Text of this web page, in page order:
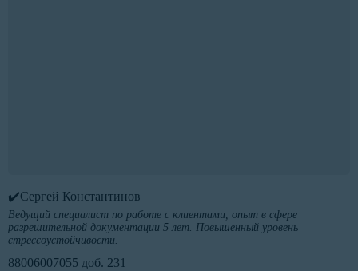
✔️Сергей Константинов
Ведущий специалист по работе с клиентами, опыт в сфере
разрешительной документации 5 лет. Повышенный уровень
стрессоустойчивости.
88006007055 доб. 231